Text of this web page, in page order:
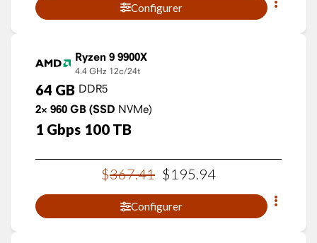
Configurer
Ryzen 9 9900X
4.4 GHz 12c/24t
64 GB DDR5
2× 960 GB (SSD NVMe)
1 Gbps 100 TB
$367.41 $195.94
Configurer